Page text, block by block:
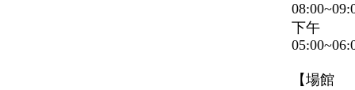
下午
【場館